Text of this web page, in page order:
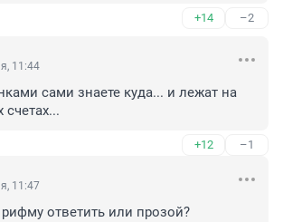
+14 –2
11:44
сами знаете куда... и лежат на
+12 –1
11:47
рифму ответить или прозой?